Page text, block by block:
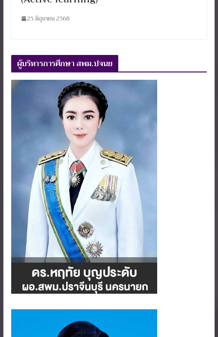
25 มิถุนายน 2568
ผู้บริหารการศึกษา สพม.ปจนย